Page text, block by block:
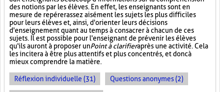
des notions par les élèves. En effet, les enseignants sont en
mesure de repérer assez aisément les sujets les plus difficiles
pour leurs élèves et, ainsi, d'orienter leurs décisions
d'enseignement quant au temps à consacrer à chacun de ces
sujets. Il est possible pour l'enseignant de prévenir les élèves
qu'ils auront à proposer unPoint à clarifieraprès une activité. Cela
les incitera à être plus attentifs et plus concentrés, et donc à
mieux comprendre la matière.
Réflexion individuelle (31) Questions anonymes (2)